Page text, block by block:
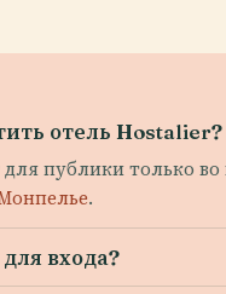
отель Hostalier?
публики только
.
входа?